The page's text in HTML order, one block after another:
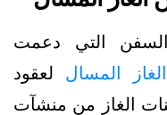
التي دعمت
المسال لعقود
الغاز من منشآت